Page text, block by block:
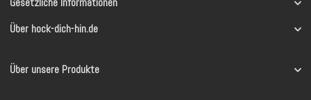
Gesetzliche Informationen
Über hock-dich-hin.de
Über unsere Produkte